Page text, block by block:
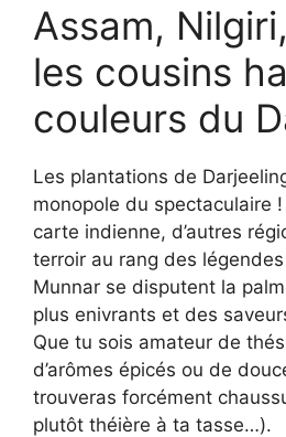
Assam,
les cousins
couleurs du
Les plantations de
monopole du spectaculaire
carte indienne, d’autres
terroir au rang des
Munnar se disputent la
plus enivrants et des
Que tu sois amateur de
d’arômes épicés ou de
trouveras forcément
plutôt théière à ta tasse…).